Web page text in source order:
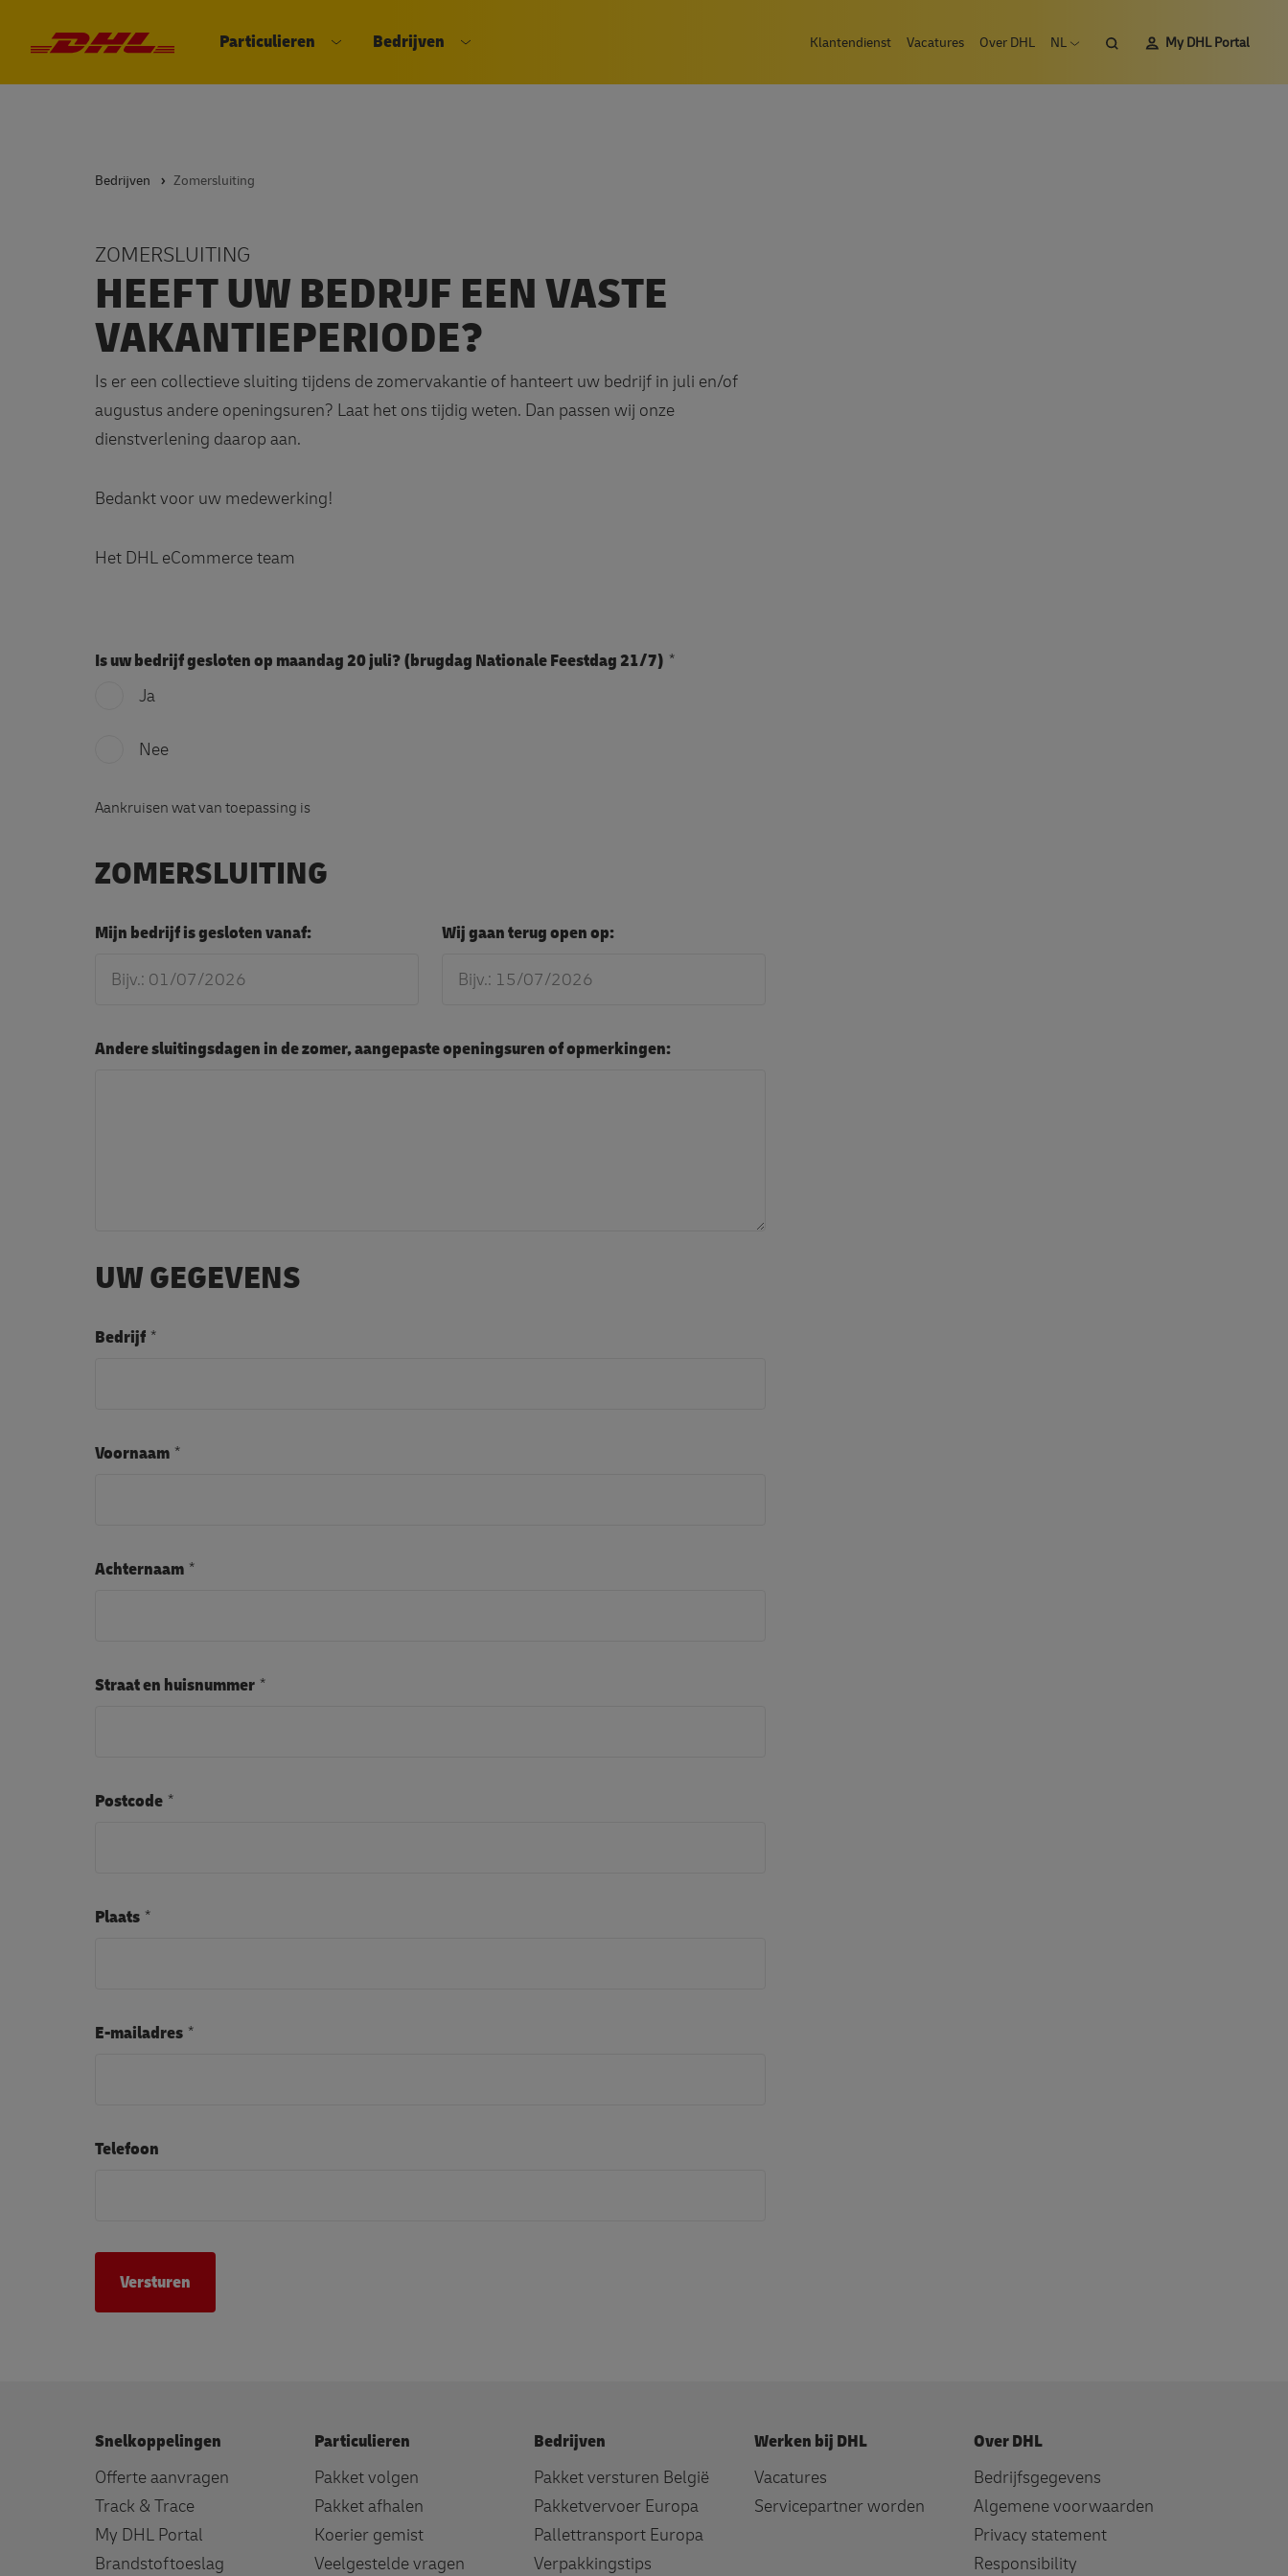
DHL eCommerce, ga naar de homepage
Particulieren
Bedrijven
Klantendienst Vacatures Over DHL
NL
ZoekenMy DHL Portal
Bedrijven Zomersluiting
HEEFT UW BEDRIJF EEN VASTE
VAKANTIEPERIODE?
ZOMERSLUITING
Is er een collectieve sluiting tijdens de zomervakantie of hanteert uw bedrijf in juli en/of
augustus andere openingsuren? Laat het ons tijdig weten. Dan passen wij onze
dienstverlening daarop aan.
Bedankt voor uw medewerking!
Het DHL eCommerce team
Is uw bedrijf gesloten op maandag 20 juli? (brugdag Nationale Feestdag 21/7)
Ja
Nee
Aankruisen wat van toepassing is
ZOMERSLUITING
Mijn bedrijf is gesloten vanaf: Wij gaan terug open op:
Andere sluitingsdagen in de zomer, aangepaste openingsuren of opmerkingen:
UW GEGEVENS
Bedrijf
Voornaam
Achternaam
Straat en huisnummer
Postcode
Plaats
E-mailadres
Telefoon
Snelkoppelingen
Offerte aanvragen
Track & Trace
My DHL Portal
Brandstoftoeslag
Particulieren
Pakket volgen
Pakket afhalen
Koerier gemist
Veelgestelde vragen
Bedrijven
Pakket versturen België
Pakketvervoer Europa
Pallettransport Europa
Verpakkingstips
Werken bij DHL
Vacatures
Servicepartner worden
Over DHL
Bedrijfsgegevens
Algemene voorwaarden
Privacy statement
Responsibility